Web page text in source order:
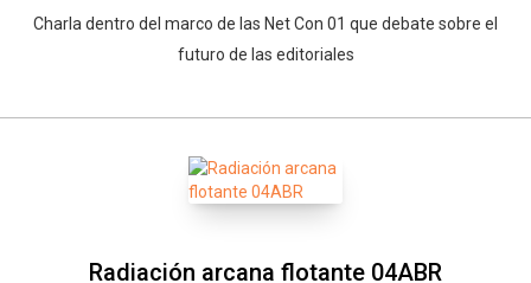
Charla dentro del marco de las Net Con 01 que debate sobre el
futuro de las editoriales
Radiación arcana flotante 04ABR